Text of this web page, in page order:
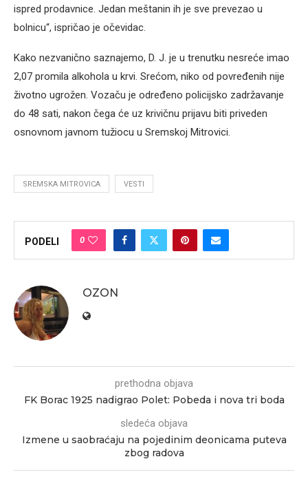
ispred prodavnice. Jedan meštanin ih je sve prevezao u
bolnicu“, ispričao je očevidac.
Kako nezvanično saznajemo, D. J. je u trenutku nesreće imao
2,07 promila alkohola u krvi. Srećom, niko od povređenih nije
životno ugrožen. Vozaču je određeno policijsko zadržavanje
do 48 sati, nakon čega će uz krivičnu prijavu biti priveden
osnovnom javnom tužiocu u Sremskoj Mitrovici.
SREMSKA MITROVICA VESTI
PODELI 0
OZON
prethodna objava
FK Borac 1925 nadigrao Polet: Pobeda i nova tri boda
sledeća objava
Izmene u saobraćaju na pojedinim deonicama puteva
zbog radova